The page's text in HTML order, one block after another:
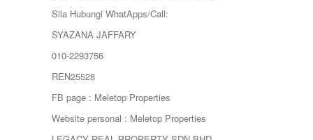
Sila Hubungi WhatApps/Call:
SYAZANA JAFFARY
010-2293756
REN25528
FB page : Meletop Properties
Website personal : Meletop Properties